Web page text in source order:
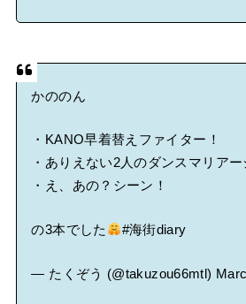
かののん
・KANO早着替えファイター！
・ありえない2人のダンスマリアー
・え、あの？シーン！
の3本でした #海街diary
— たくぞう (@takuzou66mtl)